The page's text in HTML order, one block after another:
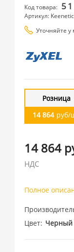
Код товара:
Артикул:
Уточняйте
Розница
14 864 руб/
14 864
НДС
Полное
Цвет Черный